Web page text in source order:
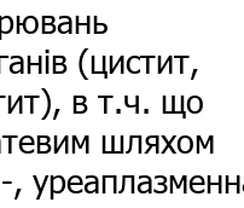
(цистит,
в т.ч. що
шляхом
,